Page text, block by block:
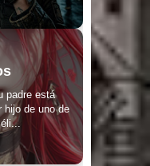
padre está
de uno de